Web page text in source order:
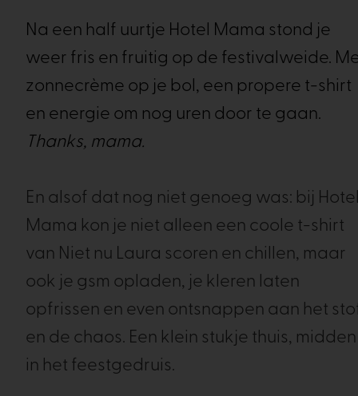
Na een half uurtje Hotel Mama stond je
weer fris en fruitig op de festivalweide.
zonnecrème op je bol, een propere t-shirt
en energie om nog uren door te gaan.
Thanks, mama.
En alsof dat nog niet genoeg was: bij
Mama kon je niet alleen een coole t-shirt
van Niet nu Laura scoren en chillen, maar
ook je gsm opladen, je kleren laten
opfrissen en even ontsnappen aan het
en de chaos. Een klein stukje thuis, midden
in het feestgedruis.